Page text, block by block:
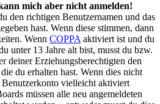
mich aber nicht anmelden!
den richtigen Benutzernamen und das
hast. Wenn diese stimmen, dann
Wenn COPPA aktiviert ist und du
unter 13 Jahre alt bist, musst du bzw.
deiner Erziehungsberechtigten den
du erhalten hast. Wenn dies nicht
Benutzerkonto vielleicht aktiviert
müssen alle neu angemeldeten